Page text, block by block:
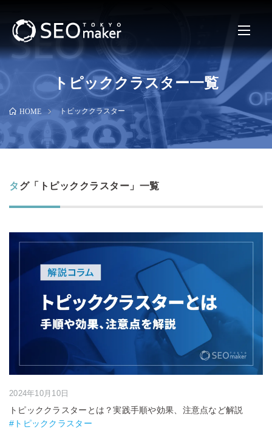
トピッククラスター一覧
HOME トピッククラスター
タグ「トピッククラスター」一覧
2024年10月10日
トピッククラスターとは？実践手順や効果、注意点など解説
#トピッククラスター